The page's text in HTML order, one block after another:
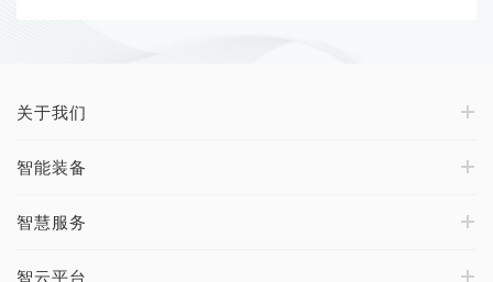
关于我们
智能装备
智慧服务
智云平台